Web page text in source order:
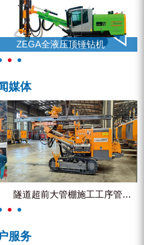
锚固钻机系列
FY水井钻车系列
水井专用螺杆空压机
雾炮机
洗轮机
ZEGA全液压顶锤钻机
媒体
隧道超前大管棚施工工序管理控制
服务